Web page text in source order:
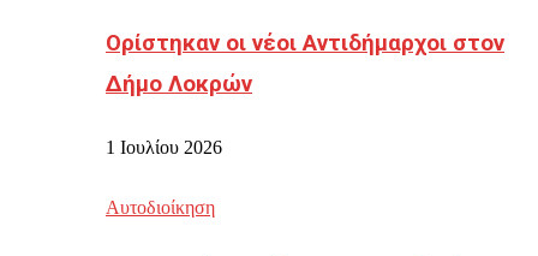
Ορίστηκαν οι νέοι Αντιδήμαρχοι στον
Δήμο Λοκρών
1 Ιουλίου 2026
Αυτοδιοίκηση